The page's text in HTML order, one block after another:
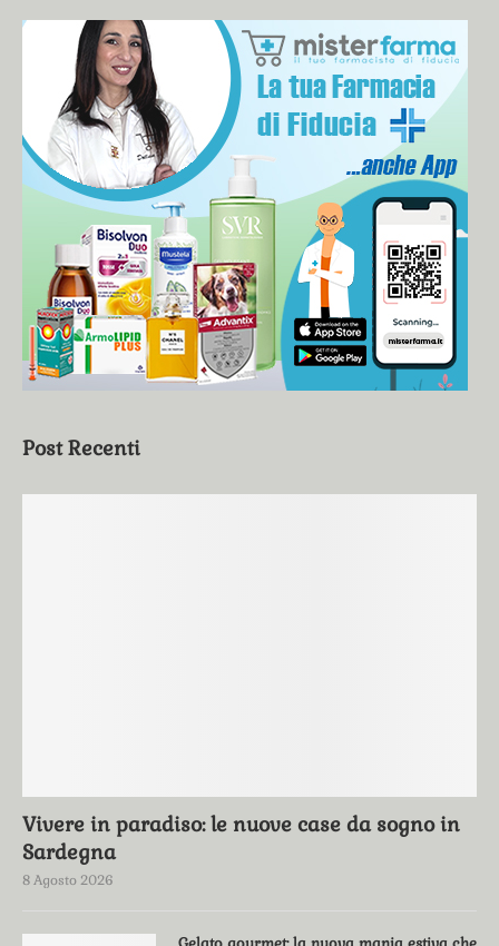
Post Recenti
Vivere in paradiso: le nuove case da sogno in
Sardegna
8 Agosto 2026